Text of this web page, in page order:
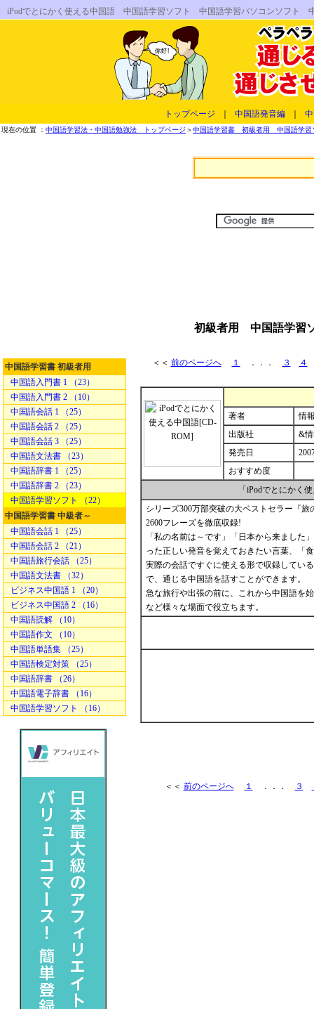
iPodでとにかく使える中国語 中国語学習ソフト 中国語学習パソコンソフ
トップページ 中国語発音編
現在の位置 ： 中国語学習法・中国語勉強法 トップページ ＞中国語学習書 初級者用 中国語学習
初級者用 中国語学習
中国語学習書 初級者用
中国語入門書 1 （23）
中国語入門書 2 （10）
中国語会話 1 （25）
中国語会話 2 （25）
中国語会話 3 （25）
中国語文法書 （23）
中国語辞書 1 （25）
中国語辞書 2 （23）
中国語学習ソフト （22）
中国語学習書 中級者～
中国語会話 1 （25）
中国語会話 2 （21）
中国語旅行会話 （25）
中国語文法書 （32）
ビジネス中国語 1 （20）
ビジネス中国語 2 （16）
中国語読解 （10）
中国語作文 （10）
中国語単語集 （25）
中国語検定対策 （25）
中国語辞書 （26）
中国語電子辞書 （16）
中国語学習ソフト （16）
＜＜ 前のページへ １ ．．． ３ ４
著者
情
出版社
&
発売日
おすすめ度
「iPodでとにかく
シリーズ300万部突破の大ベストセラー『
2600フレーズを徹底収録!
「私の名前は～です」「日本から来ました
った正しい発音を覚えておきたい言葉、「
実際の会話ですぐに使える形で収録してい
で、通じる中国語を話すことができます。
急な旅行や出張の前に、これから中国語を
など様々な場面で役立ちます。
＜＜ 前のページへ １ ．．． ３